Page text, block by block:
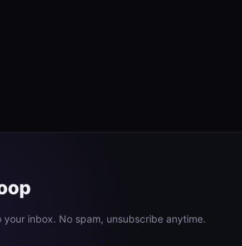
inbox. No spam, unsubscribe anytime.